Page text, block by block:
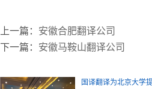
上一篇： 安徽合肥翻译公司
下一篇： 安徽马鞍山翻译公司
国译翻译为北京大学